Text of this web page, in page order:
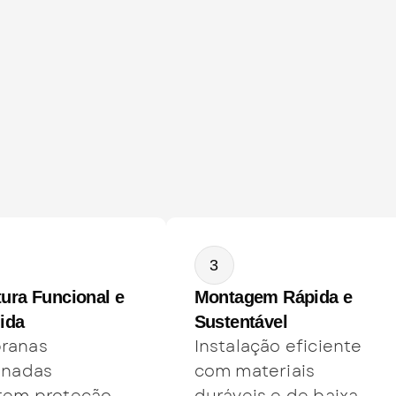
Funcional e
3
Montagem Rápida e
Sustentável
Instalação eficiente
com materiais